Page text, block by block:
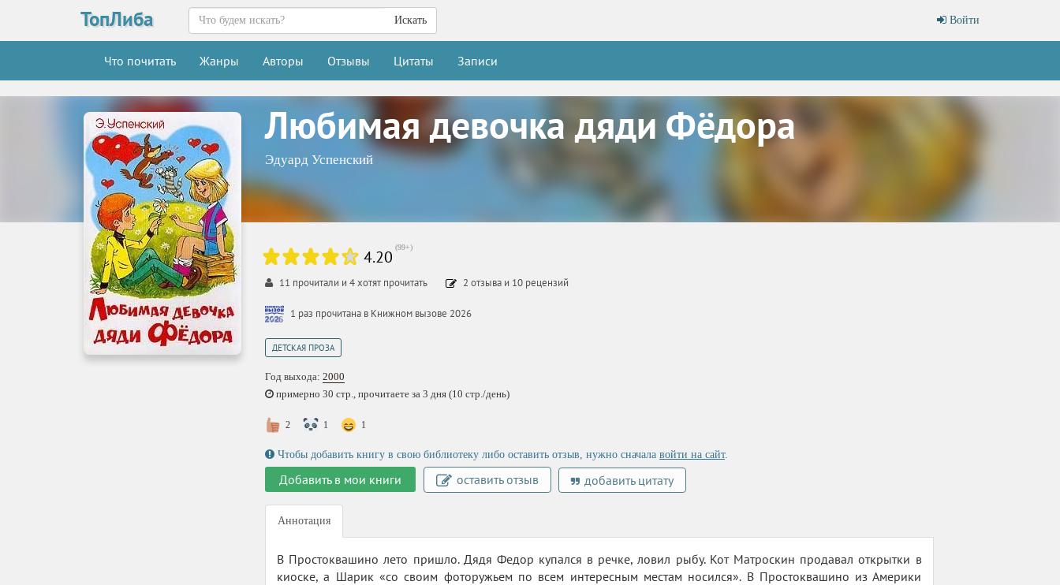
ТопЛиба Войти
Искать
Что почитать Жанры Авторы Отзывы Цитаты Записи
Любимая девочка дяди Фёдора
Эдуард Успенский
4.20 (99+)
11 прочитали и 4хотят прочитать 2 отзыва и 10 рецензий
1 раз прочитана в Книжном вызове 2026
ДЕТСКАЯ ПРОЗА
Год выхода: 2000
примерно 30 стр., прочитаете за 3 дня (10 стр./день)
2 1 1
Чтобы добавить книгу в свою библиотеку либо оставить отзыв, нужно сначала войти на сайт.
Добавить в мои книги оставить отзыв добавить цитату
Аннотация
В Простоквашино лето пришло. Дядя Федор купался в речке, ловил рыбу. Кот Матроскин продавал открытки в
киоске, а Шарик «со своим фоторужьем по всем интересным местам носился». В Простоквашино из Америки